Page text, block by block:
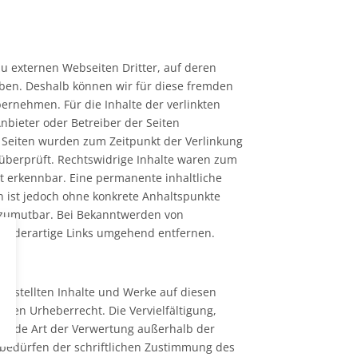
externen Webseiten Dritter, auf deren
Deshalb können wir für diese fremden
Für die Inhalte der verlinkten
oder Betreiber der Seiten
wurden zum Zeitpunkt der Verlinkung
Rechtswidrige Inhalte waren zum
erkennbar. Eine permanente inhaltliche
ist jedoch ohne konkrete Anhaltspunkte
Bei Bekanntwerden von
derartige Links umgehend entfernen.
Inhalte und Werke auf diesen
Urheberrecht. Die Vervielfältigung,
Art der Verwertung außerhalb der
der schriftlichen Zustimmung des